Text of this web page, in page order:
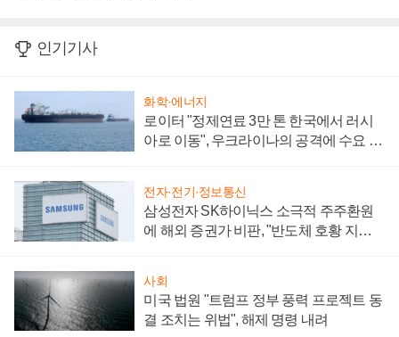
인기기사
화학·에너지
로이터 "정제연료 3만 톤 한국에서 러시
아로 이동", 우크라이나의 공격에 수요 늘
전자·전기·정보통신
삼성전자 SK하이닉스 소극적 주주환원
에 해외 증권가 비판, "반도체 호황 지속
사회
미국 법원 "트럼프 정부 풍력 프로젝트 동
결 조치는 위법", 해제 명령 내려